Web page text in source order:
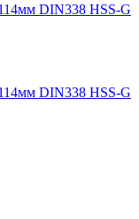
DIN338 HSS-G
DIN338 HSS-G